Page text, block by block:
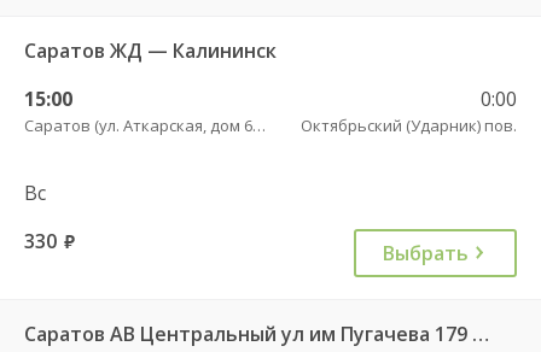
Саратов ЖД — Калининск
15:00
Саратов (ул. Аткарская, дом 66 А)
0:00
Октябрьский (Ударник) пов.
Вс
330 руб. Выбрать
Саратов АВ Центральный ул им Пугачева 179 А — Романовка рп (ул Советская 116)